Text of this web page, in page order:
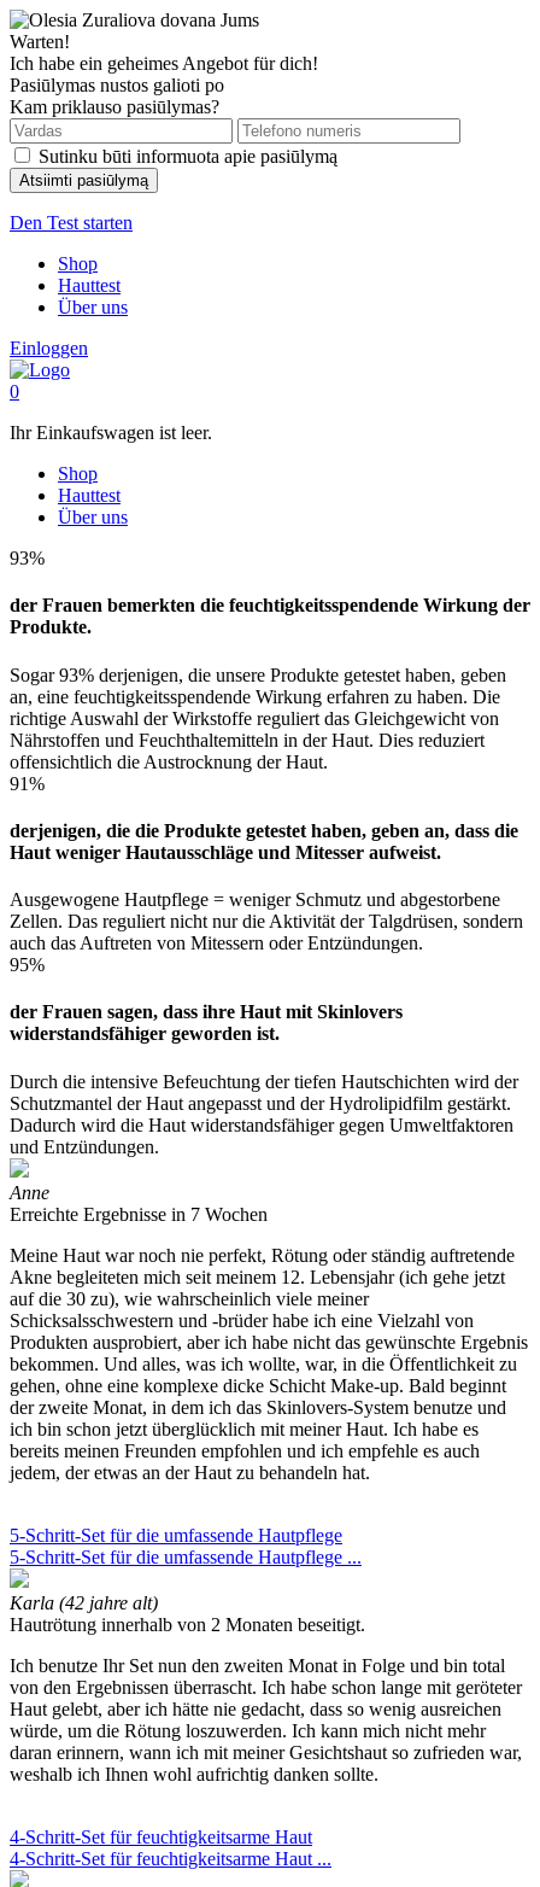
Warten!
Ich habe ein geheimes Angebot für dich!
Pasiūlymas nustos galioti po
Kam priklauso pasiūlymas?
Sutinku būti informuota apie pasiūlymą
Den Test starten
Shop
Hauttest
Über uns
Einloggen
0
Ihr Einkaufswagen ist leer.
Shop
Hauttest
Über uns
93%
der Frauen bemerkten die feuchtigkeitsspendende Wirkung der
Produkte.
Sogar 93% derjenigen, die unsere Produkte getestet haben, geben
an, eine feuchtigkeitsspendende Wirkung erfahren zu haben. Die
richtige Auswahl der Wirkstoffe reguliert das Gleichgewicht von
Nährstoffen und Feuchthaltemitteln in der Haut. Dies reduziert
offensichtlich die Austrocknung der Haut.
91%
derjenigen, die die Produkte getestet haben, geben an, dass die
Haut weniger Hautausschläge und Mitesser aufweist.
Ausgewogene Hautpflege = weniger Schmutz und abgestorbene
Zellen. Das reguliert nicht nur die Aktivität der Talgdrüsen, sondern
auch das Auftreten von Mitessern oder Entzündungen.
95%
der Frauen sagen, dass ihre Haut mit Skinlovers
widerstandsfähiger geworden ist.
Durch die intensive Befeuchtung der tiefen Hautschichten wird der
Schutzmantel der Haut angepasst und der Hydrolipidfilm gestärkt.
Dadurch wird die Haut widerstandsfähiger gegen Umweltfaktoren
und Entzündungen.
Anne
Erreichte Ergebnisse in 7 Wochen
Meine Haut war noch nie perfekt, Rötung oder ständig auftretende
Akne begleiteten mich seit meinem 12. Lebensjahr (ich gehe jetzt
auf die 30 zu), wie wahrscheinlich viele meiner
Schicksalsschwestern und -brüder habe ich eine Vielzahl von
Produkten ausprobiert, aber ich habe nicht das gewünschte Ergebnis
bekommen. Und alles, was ich wollte, war, in die Öffentlichkeit zu
gehen, ohne eine komplexe dicke Schicht Make-up. Bald beginnt
der zweite Monat, in dem ich das Skinlovers-System benutze und
ich bin schon jetzt überglücklich mit meiner Haut. Ich habe es
bereits meinen Freunden empfohlen und ich empfehle es auch
jedem, der etwas an der Haut zu behandeln hat.
5-Schritt-Set für die umfassende Hautpflege
5-Schritt-Set für die umfassende Hautpflege ...
Karla (42 jahre alt)
Hautrötung innerhalb von 2 Monaten beseitigt.
Ich benutze Ihr Set nun den zweiten Monat in Folge und bin total
von den Ergebnissen überrascht. Ich habe schon lange mit geröteter
Haut gelebt, aber ich hätte nie gedacht, dass so wenig ausreichen
würde, um die Rötung loszuwerden. Ich kann mich nicht mehr
daran erinnern, wann ich mit meiner Gesichtshaut so zufrieden war,
weshalb ich Ihnen wohl aufrichtig danken sollte.
4-Schritt-Set für feuchtigkeitsarme Haut
4-Schritt-Set für feuchtigkeitsarme Haut ...